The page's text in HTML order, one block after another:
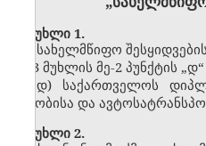
მუხლი 1.
„სახელმწიფო
მე-3 მუხლის მე-2 პუნქტის
„დ) საქართველოს
შენობისა და
მუხლი 2.